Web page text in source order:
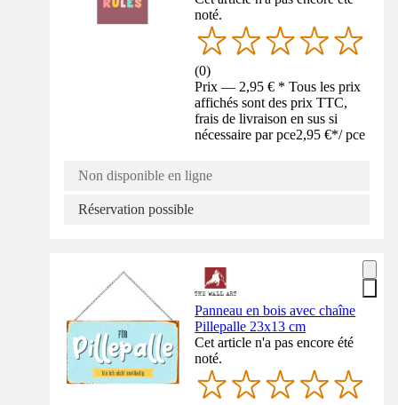
noté.
(0)
Prix — 2,95 € * Tous les prix
affichés sont des prix TTC,
frais de livraison en sus si
nécessaire par pce2,95 €*/ pce
Non disponible en ligne
Réservation possible
Panneau en bois avec chaîne
Pillepalle 23x13 cm
Cet article n'a pas encore été
noté.